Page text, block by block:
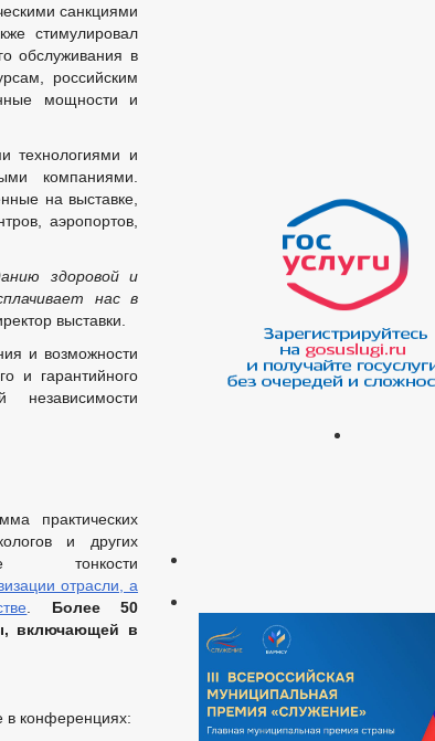
санкциями
стимулировал
обслуживания в
российским
мощности и
технологиями и
компаниями.
на выставке,
аэропортов,
здоровой и
нас в
выставки.
и возможности
и гарантийного
независимости
практических
и других
тонкости
отрасли, а
Более 50
включающей в
в конференциях: